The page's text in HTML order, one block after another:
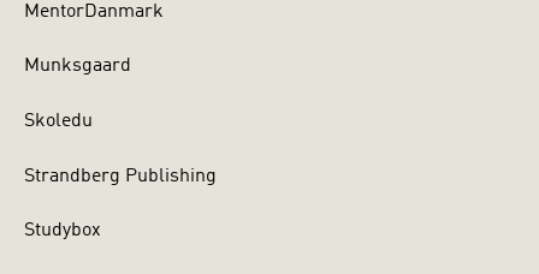
MentorDanmark
Munksgaard
Skoledu
Strandberg Publishing
Studybox